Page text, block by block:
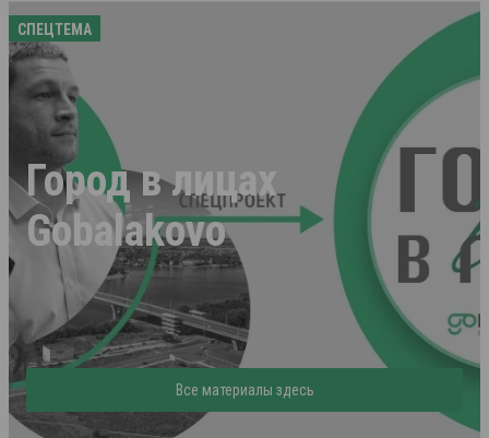
СПЕЦТЕМА
Город в лицах
Gobalakovo
Все материалы здесь